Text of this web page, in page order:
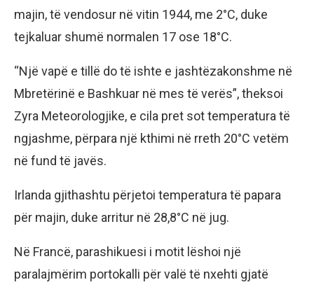
majin, të vendosur në vitin 1944, me 2°C, duke
tejkaluar shumë normalen 17 ose 18°C.
“Një vapë e tillë do të ishte e jashtëzakonshme në
Mbretërinë e Bashkuar në mes të verës”, theksoi
Zyra Meteorologjike, e cila pret sot temperatura të
ngjashme, përpara një kthimi në rreth 20°C vetëm
në fund të javës.
Irlanda gjithashtu përjetoi temperatura të papara
për majin, duke arritur në 28,8°C në jug.
Në Francë, parashikuesi i motit lëshoi ​​një
paralajmërim portokalli për valë të nxehti gjatë